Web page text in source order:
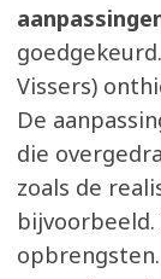
Vissers)
De
die
zoals de